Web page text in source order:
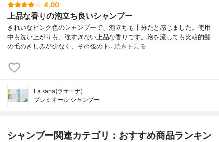
4.00
上品な香りの泡立ち良いシャンプー
きれいなピンク色のシャンプーで、泡立ちも十分だと感じました。使用
中も洗い上がりも、強すぎない上品な香りです。泡を流しても比較的髪
の毛のきしみが少なく、その後のト…続きを見る
La sana(ラサーナ)
プレミオール シャンプー
シャンプー関連カテゴリ：おすすめ商品ランキン